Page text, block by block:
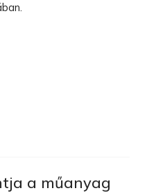
a műanyag